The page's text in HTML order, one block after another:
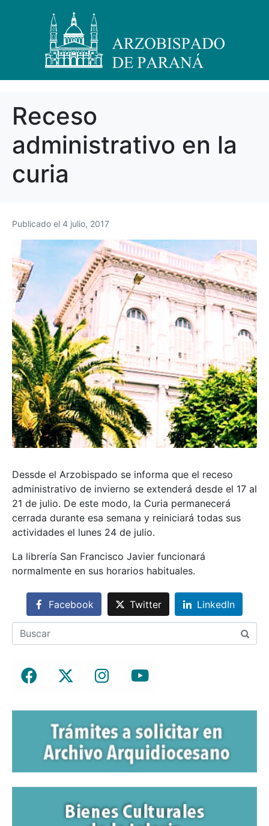
Receso
administrativo en la
curia
Publicado el 4 julio, 2017
Dessde el Arzobispado se informa que el receso
administrativo de invierno se extenderá desde el 17 al
21 de julio. De este modo, la Curia permanecerá
cerrada durante esa semana y reiniciará todas sus
actividades el lunes 24 de julio.
La librería San Francisco Javier funcionará
normalmente en sus horarios habituales.
Facebook Twitter LinkedIn